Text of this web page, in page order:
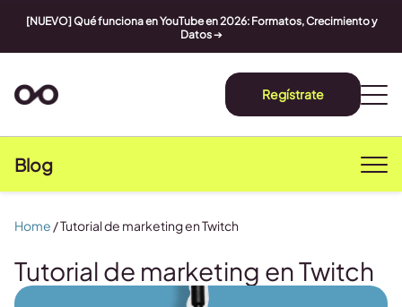
[NUEVO] Qué funciona en YouTube en 2026: Formatos, Crecimiento y
Datos➔
Regístrate
Blog
Tutorial de marketing en Twitch
Home /Tutorial de marketing en Twitch